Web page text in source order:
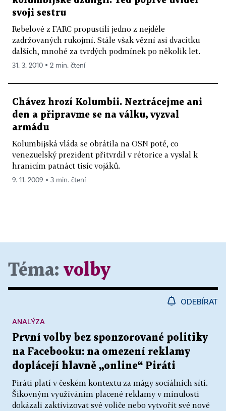
svoji sestru
Rebelové z FARC propustili jedno z nejdéle
zadržovaných rukojmí. Stále však vězní asi dvacítku
dalších, mnohé za tvrdých podmínek po několik let.
31. 3. 2010 ▪ 2 min. čtení
Chávez hrozí Kolumbii. Neztrácejme ani
den a připravme se na válku, vyzval
armádu
Kolumbijská vláda se obrátila na OSN poté, co
venezuelský prezident přitvrdil v rétorice a vyslal k
hranicím patnáct tisíc vojáků.
9. 11. 2009 ▪ 3 min. čtení
Téma: volby
ODEBÍRAT
První volby bez sponzorované politiky
na Facebooku: na omezení reklamy
doplácejí hlavně „online“ Piráti
Piráti platí v českém kontextu za mágy sociálních sítí.
Šikovným využíváním placené reklamy v minulosti
dokázali zaktivizovat své voliče nebo vytvořit své nové
ANALÝZA